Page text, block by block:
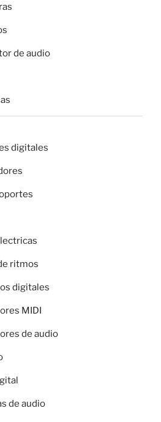
de audio
digitales
ritmos
digitales
MIDI
de audio
de audio